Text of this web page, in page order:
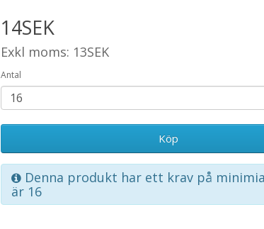
14SEK
Exkl moms: 13SEK
Antal
Köp
Denna produkt har ett krav på
är 16